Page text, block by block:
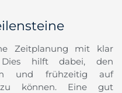
Zeitplanung mit klar
Dies hilft dabei, den
und frühzeitig auf
zu können. Eine gut